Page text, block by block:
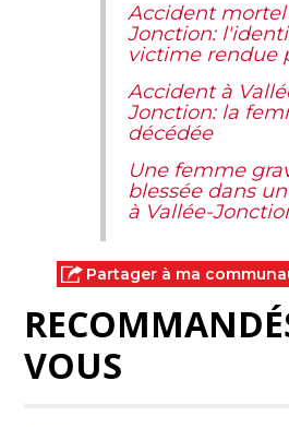
Accident mortel
Jonction:
victime rendue
Accident à
Jonction: la
décédée
Une femme
blessée dans
à Vallée-
Partager à ma
VOUS